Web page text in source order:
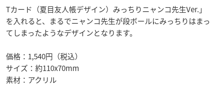
Tカード（夏目友人帳デザイン）みっちりニャンコ先生Ver.」
を入れると、まるでニャンコ先生が段ボールにみっちりはまっ
てしまったようなデザインとなります。
価格：1,540円（税込）
サイズ：約110x70mm
素材：アクリル